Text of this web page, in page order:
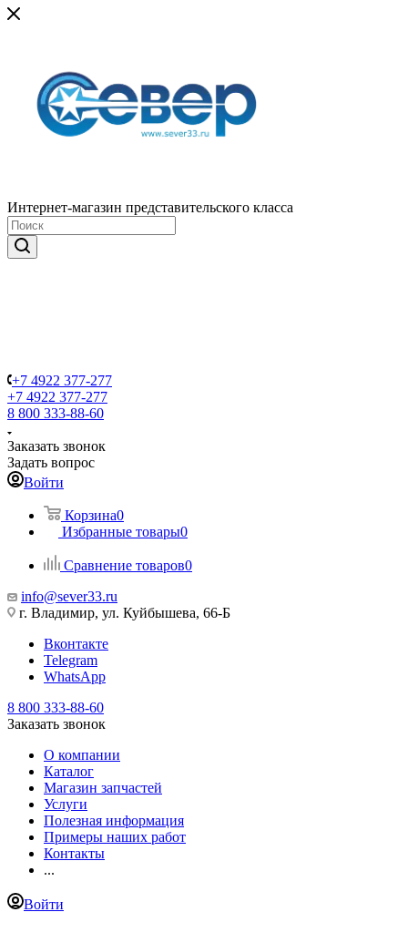
Интернет-магазин представительского класса
+7 4922 377-277
+7 4922 377-277
8 800 333-88-60
Заказать звонок
Задать вопрос
Войти
Корзина0
Избранные товары0
Сравнение товаров0
info@sever33.ru
г. Владимир, ул. Куйбышева, 66-Б
Вконтакте
Telegram
WhatsApp
8 800 333-88-60
Заказать звонок
О компании
Каталог
Магазин запчастей
Услуги
Полезная информация
Примеры наших работ
Контакты
...
Войти